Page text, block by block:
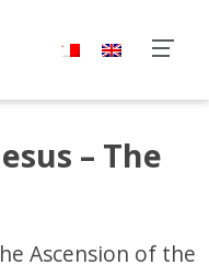
– The
Ascension of the